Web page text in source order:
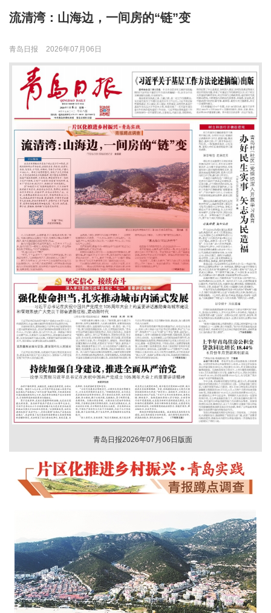
流清湾：山海边，一间房的“链”变
青岛日报 2026年07月06日
青岛日报2026年07月06日版面